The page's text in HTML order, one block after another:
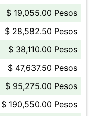
$ 19,055.00 Pesos
$ 28,582.50 Pesos
$ 38,110.00 Pesos
$ 47,637.50 Pesos
$ 95,275.00 Pesos
$ 190,550.00 Pesos